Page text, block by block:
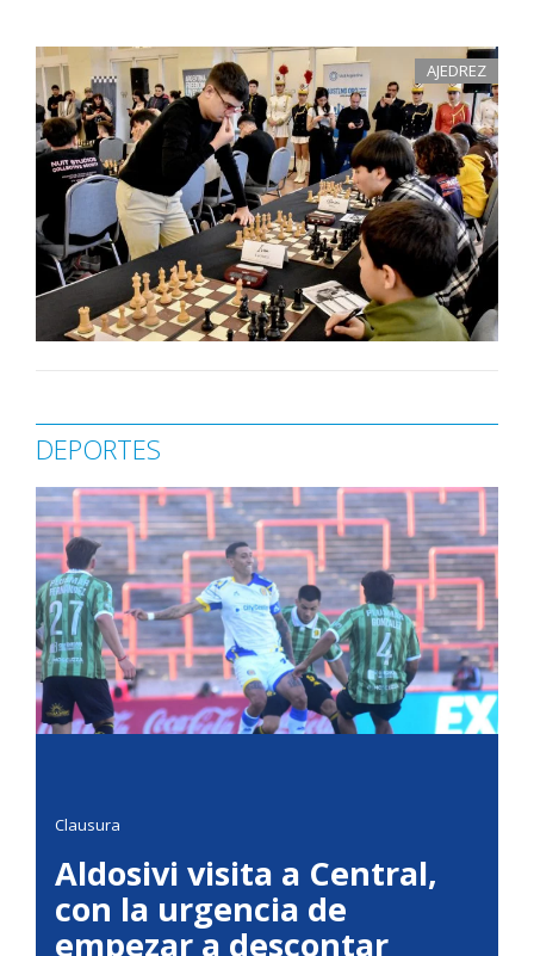
AJEDREZ
DEPORTES
Clausura
Aldosivi visita a Central,
con la urgencia de
empezar a descontar